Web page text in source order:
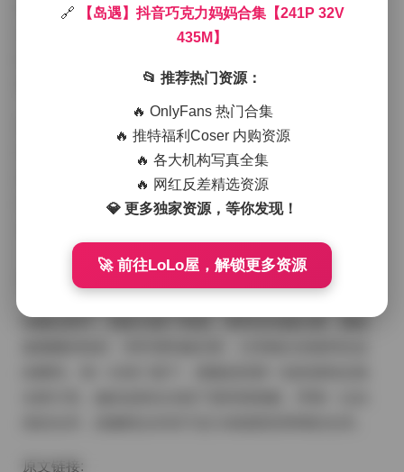
整个场景铺上一层薄薄的金色。巧克力妈妈站在沙滩
边，身穿淡奶油色的针织衫，下身是一条浅卡其色的亚
像是刚从海风里走出来，带着一点盐气和一点甜味。
我调整了光圈，让背景的海浪轻微虚化，焦点落在她的
侧脸上。阳光从她的发梢掠过，发丝带着微微的金光，
像是被糖霜轻轻裹住。她偶尔低头看看手机，又抬头望
向远方，眼神里有点儿懒散，又带着几分期待。这种状
——没有刻意的姿势，也没有过多的道具，只是她自己
和海风的对话。
拍摄过程中，我多次换了角度。有时站在她左侧，捕捉
原文链接:
🔗
【岛遇】抖音巧克力妈妈合集【241P 32V
435M】
📂 推荐热门资源：
🔥 OnlyFans 热门合集
🔥 推特福利Coser 内购资源
🔥 各大机构写真全集
🔥 网红反差精选资源
💎 更多独家资源，等你发现！
🚀 前往LoLo屋，解锁更多资源